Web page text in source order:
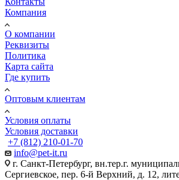
Компания
О компании
Реквизиты
Политика
Карта сайта
Где купить
Оптовым клиентам
Условия оплаты
Условия доставки
+7 (812) 210-01-70
info@pet-it.ru
г. Санкт-Петербург, вн.тер.г.
Сергиевское, пер. 6-й Верхний, д. 12,